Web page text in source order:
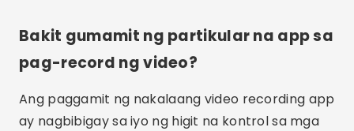
Libre ba ang mga app sa pagre-record
ng video?
Open Camera, ay libre, habang ang iba, tulad ng